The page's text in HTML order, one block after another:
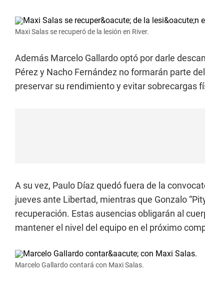
Maxi Salas se recuperó de la lesión en River.
Además Marcelo Gallardo optó por darle
Pérez y Nacho Fernández no formarán parte
preservar su rendimiento y evitar sobrecargas
A su vez, Paulo Díaz quedó fuera de la
jueves ante Libertad, mientras que Gonzalo
recuperación. Estas ausencias obligarán al
mantener el nivel del equipo en el próximo
Marcelo Gallardo contará con Maxi Salas.